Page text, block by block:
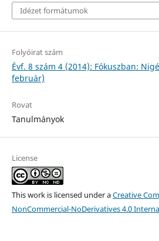
Idézet formátumok
Folyóirat szám
Évf. 8 szám 4 (2014): Fókuszban:
február)
Rovat
Tanulmányok
License
This work is licensed under aCreative
NonCommercial-NoDerivatives 4.0